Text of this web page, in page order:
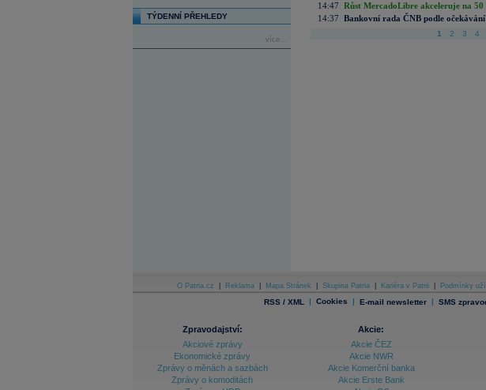
TÝDENNÍ PŘEHLEDY
více...
14:47 Růst MercadoLibre akceleruje na
14:37 Bankovní rada ČNB podle
1 2 3 4
O Patria.cz Reklama Mapa Stránek Skupina Patria Kariéra v Patrii Podmínky
RSS / XML | Cookies | E-mail newsletter | SMS
Zpravodajství:
Akciové zprávy
Ekonomické zprávy
Zprávy o měnách a sazbách
Zprávy o komoditách
Akcie:
Akcie ČEZ
Akcie NWR
Akcie Komerční banka
Akcie Erste Bank